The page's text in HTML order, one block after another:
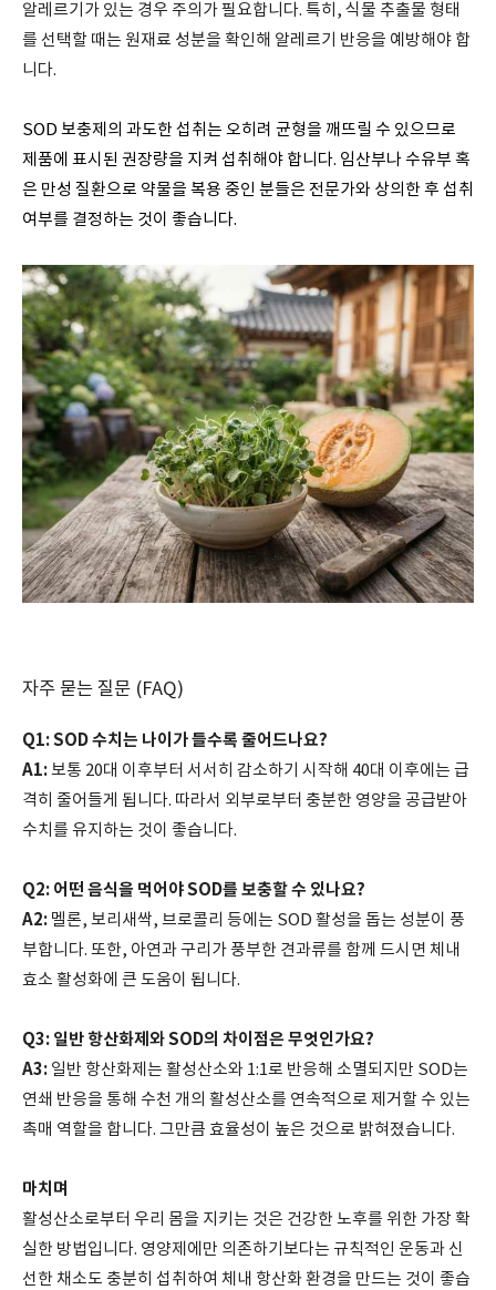
알레르기가 있는 경우 주의가 필요합니다. 특히, 식물 추출물 형태
를 선택할 때는 원재료 성분을 확인해 알레르기 반응을 예방해야 합
니다.
SOD 보충제의 과도한 섭취는 오히려 균형을 깨뜨릴 수 있으므로
제품에 표시된 권장량을 지켜 섭취해야 합니다. 임산부나 수유부 혹
은 만성 질환으로 약물을 복용 중인 분들은 전문가와 상의한 후 섭취
여부를 결정하는 것이 좋습니다.
자주 묻는 질문 (FAQ)
Q1: SOD 수치는 나이가 들수록 줄어드나요?
A1:보통 20대 이후부터 서서히 감소하기 시작해 40대 이후에는 급
격히 줄어들게 됩니다. 따라서 외부로부터 충분한 영양을 공급받아
수치를 유지하는 것이 좋습니다.
Q2: 어떤 음식을 먹어야 SOD를 보충할 수 있나요?
A2: 멜론, 보리새싹, 브로콜리 등에는 SOD 활성을 돕는 성분이 풍
부합니다. 또한, 아연과 구리가 풍부한 견과류를 함께 드시면 체내
효소 활성화에 큰 도움이 됩니다.
Q3: 일반 항산화제와 SOD의 차이점은 무엇인가요?
A3: 일반 항산화제는 활성산소와 1:1로 반응해 소멸되지만 SOD는
연쇄 반응을 통해 수천 개의 활성산소를 연속적으로 제거할 수 있는
촉매 역할을 합니다. 그만큼 효율성이 높은 것으로 밝혀졌습니다.
마치며
활성산소로부터 우리 몸을 지키는 것은 건강한 노후를 위한 가장 확
실한 방법입니다. 영양제에만 의존하기보다는 규칙적인 운동과 신
선한 채소도 충분히 섭취하여 체내 항산화 환경을 만드는 것이 좋습